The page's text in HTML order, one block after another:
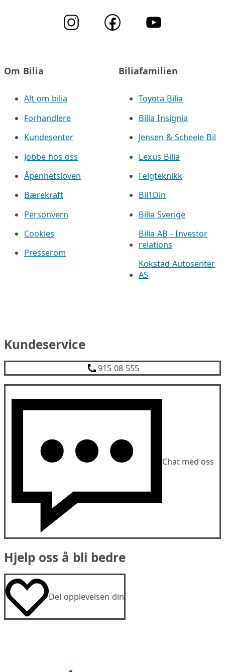
Om Bilia
Alt om bilia
Forhandlere
Kundesenter
Jobbe hos oss
Åpenhetsloven
Bærekraft
Personvern
Cookies
Presserom
Biliafamilien
Toyota Bilia
Bilia Insignia
Jensen & Scheele Bil
Lexus Bilia
Felgteknikk
Bil1Din
Bilia Sverige
Bilia AB - Investor
relations
Kokstad Autosenter
AS
Kundeservice
915 08 555
Chat med oss
Hjelp oss å bli bedre
Del opplevelsen din